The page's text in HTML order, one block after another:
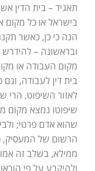
תאגיד – בית הדין
מקום העבודה או
בית דין לעבודה,
לאזור השיפוט, הרי
שיפוטו נמצא מקום
שהוא אדם פרטי;
הרשום של המעסיק,
ממילא, בשלב זה